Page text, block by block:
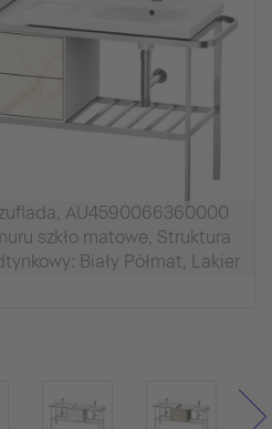
AU4590066360000
szkło matowe, Struktura
Biały Półmat, Lakier